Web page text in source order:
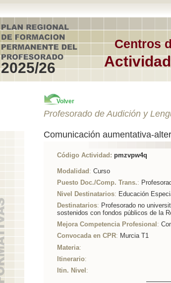
Centros
2025/26
Volver
Profesorado de Audición y
Comunicación aumentativa-
Código Actividad: pmzvpw4q
Modalidad : Curso
Puesto Doc./Comp. Trans.:
Nivel Destinatarios: Educación
Destinatarios: Profesorado no
sostenidos con fondos públicos de la
Mejora Competencia Profesional :
Convocada en CPR: Murcia T1
Materia:
Itinerario:
Itin. Nivel :